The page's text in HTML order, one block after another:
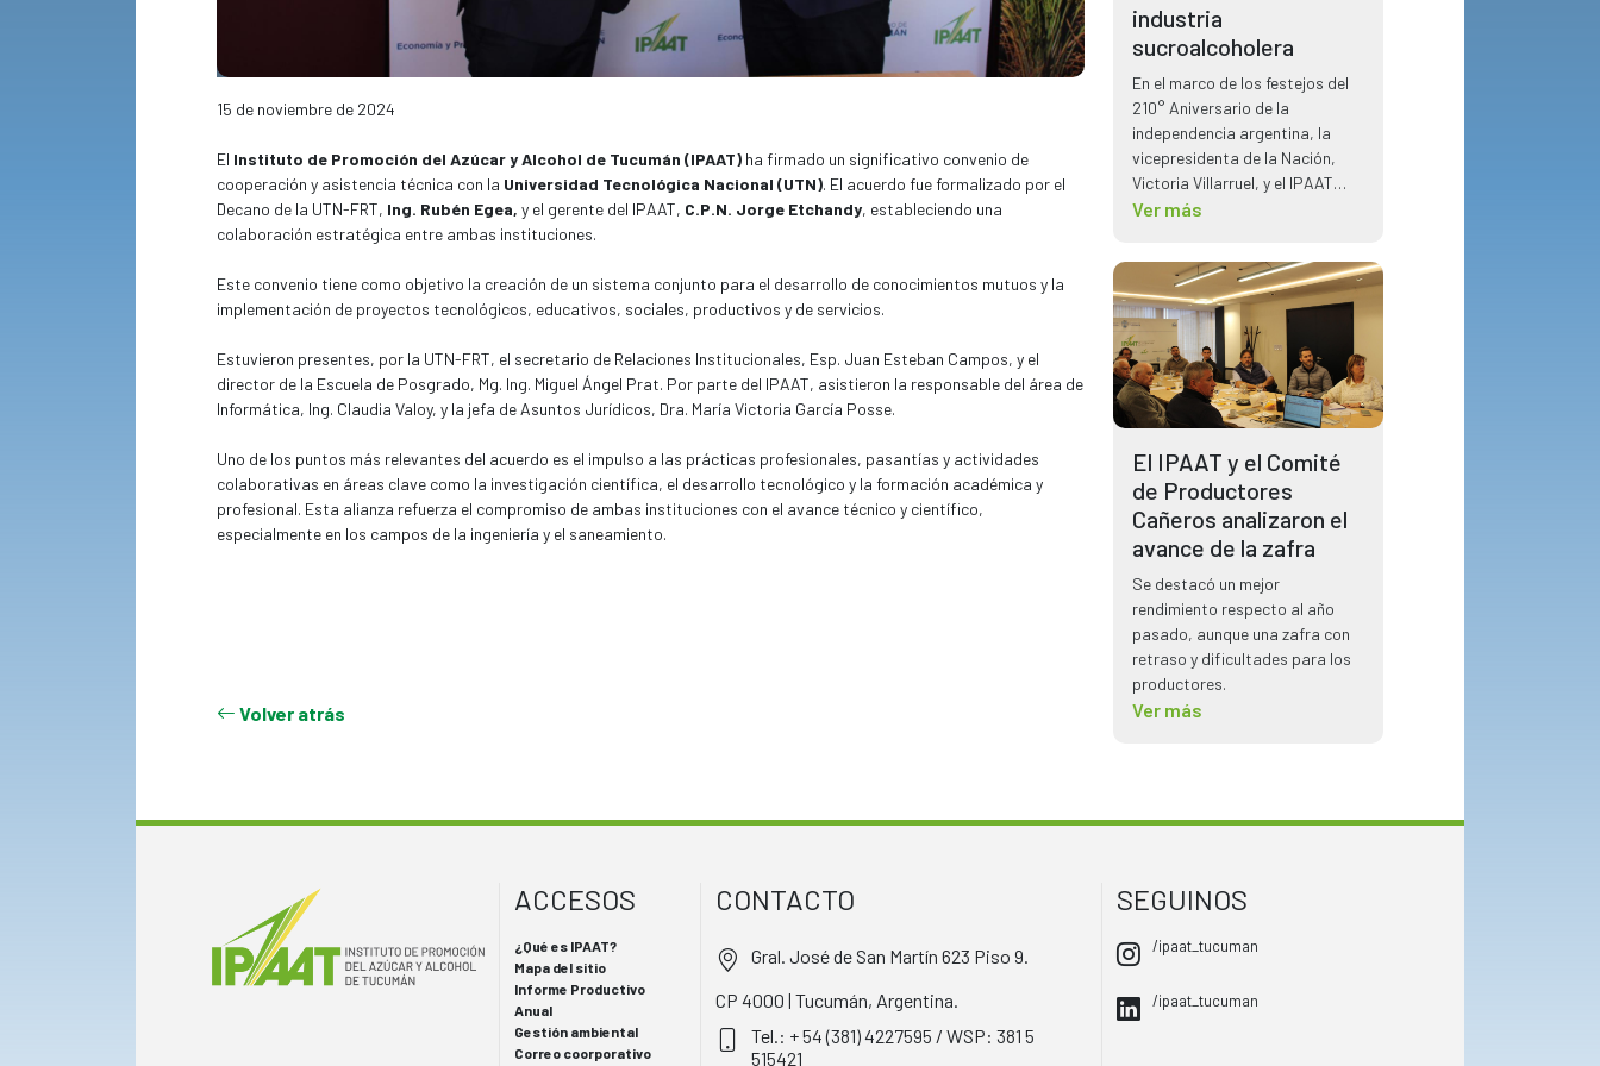
15 de noviembre de 2024
El Instituto de Promoción del Azúcar y Alcohol de Tucumán (IPAAT) ha firmado un significativo convenio de
cooperación y asistencia técnica con la Universidad Tecnológica Nacional (UTN). El acuerdo fue formalizado por el
Decano de la UTN-FRT, Ing. Rubén Egea, y el gerente del IPAAT, C.P.N. Jorge Etchandy, estableciendo una
colaboración estratégica entre ambas instituciones.
Este convenio tiene como objetivo la creación de un sistema conjunto para el desarrollo de conocimientos mutuos y la
implementación de proyectos tecnológicos, educativos, sociales, productivos y de servicios.
Estuvieron presentes, por la UTN-FRT, el secretario de Relaciones Institucionales, Esp. Juan Esteban Campos, y el
director de la Escuela de Posgrado, Mg. Ing. Miguel Ángel Prat. Por parte del IPAAT, asistieron la responsable del área de
Informática, Ing. Claudia Valoy, y la jefa de Asuntos Jurídicos, Dra. María Victoria García Posse.
Uno de los puntos más relevantes del acuerdo es el impulso a las prácticas profesionales, pasantías y actividades
colaborativas en áreas clave como la investigación científica, el desarrollo tecnológico y la formación académica y
profesional. Esta alianza refuerza el compromiso de ambas instituciones con el avance técnico y científico,
especialmente en los campos de la ingeniería y el saneamiento.
Volver atrás
industria
sucroalcoholera
En el marco de los festejos del
210° Aniversario de la
independencia argentina, la
vicepresidenta de la Nación,
Victoria Villarruel, y el IPAAT
tuvo la oportunidad de reunirse
el sector sucroalcoholero.
Ver más
El IPAAT y el Comité
de Productores
Cañeros analizaron el
avance de la zafra
Se destacó un mejor
rendimiento respecto al año
pasado, aunque una zafra con
retraso y dificultades para los
productores.
Ver más
ACCESOS
¿Qué es IPAAT?
Mapa del sitio
Informe Productivo
Anual
Gestión ambiental
Correo coorporativo
CONTACTO
Gral. José de San Martín 623 Piso 9.
CP 4000 | Tucumán, Argentina.
Tel.: + 54 (381) 4227595 / WSP: 381 5
515421
SEGUINOS
/ipaat_tucuman
/ipaat_tucuman